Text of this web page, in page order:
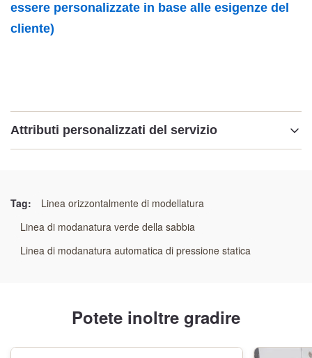
essere personalizzate in base alle esigenze del
cliente)
Attributi personalizzati del servizio
Materiale:
Ferro da stiro
Garanzia:
Tag:
Linea orizzontalmente di modellatura
Linea di modanatura verde della sabbia
Linea di modanatura automatica di pressione statica
Potete inoltre gradire